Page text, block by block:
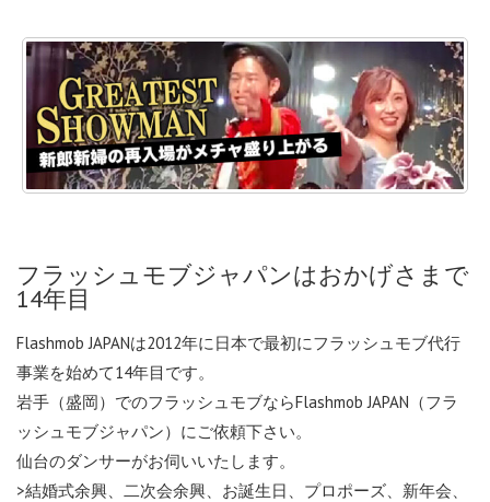
フラッシュモブジャパンはおかげさまで
14年目
Flashmob JAPANは2012年に日本で最初にフラッシュモブ代行
事業を始めて14年目です。
岩手（盛岡）でのフラッシュモブならFlashmob JAPAN（フラ
ッシュモブジャパン）にご依頼下さい。
仙台のダンサーがお伺いいたします。
>結婚式余興、二次会余興、お誕生日、プロポーズ、新年会、